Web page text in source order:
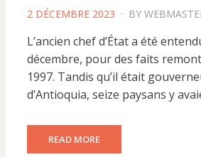
POSTED
2 DÉCEMBRE 2023 BY
L’ancien chef d’État a été
décembre, pour des faits
1997. Tandis qu’il était
d’Antioquia, seize paysans y
READ MORE